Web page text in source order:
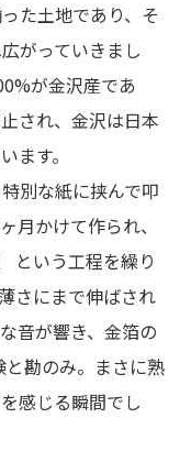
た土地であり、そ
がっていきまし
が金沢産であ
され、金沢は日本
ます。
別な紙に挟んで叩
月かけて作られ、
という工程を繰り
さにまで伸ばされ
音が響き、金箔の
と勘のみ。まさに熟
感じる瞬間でし